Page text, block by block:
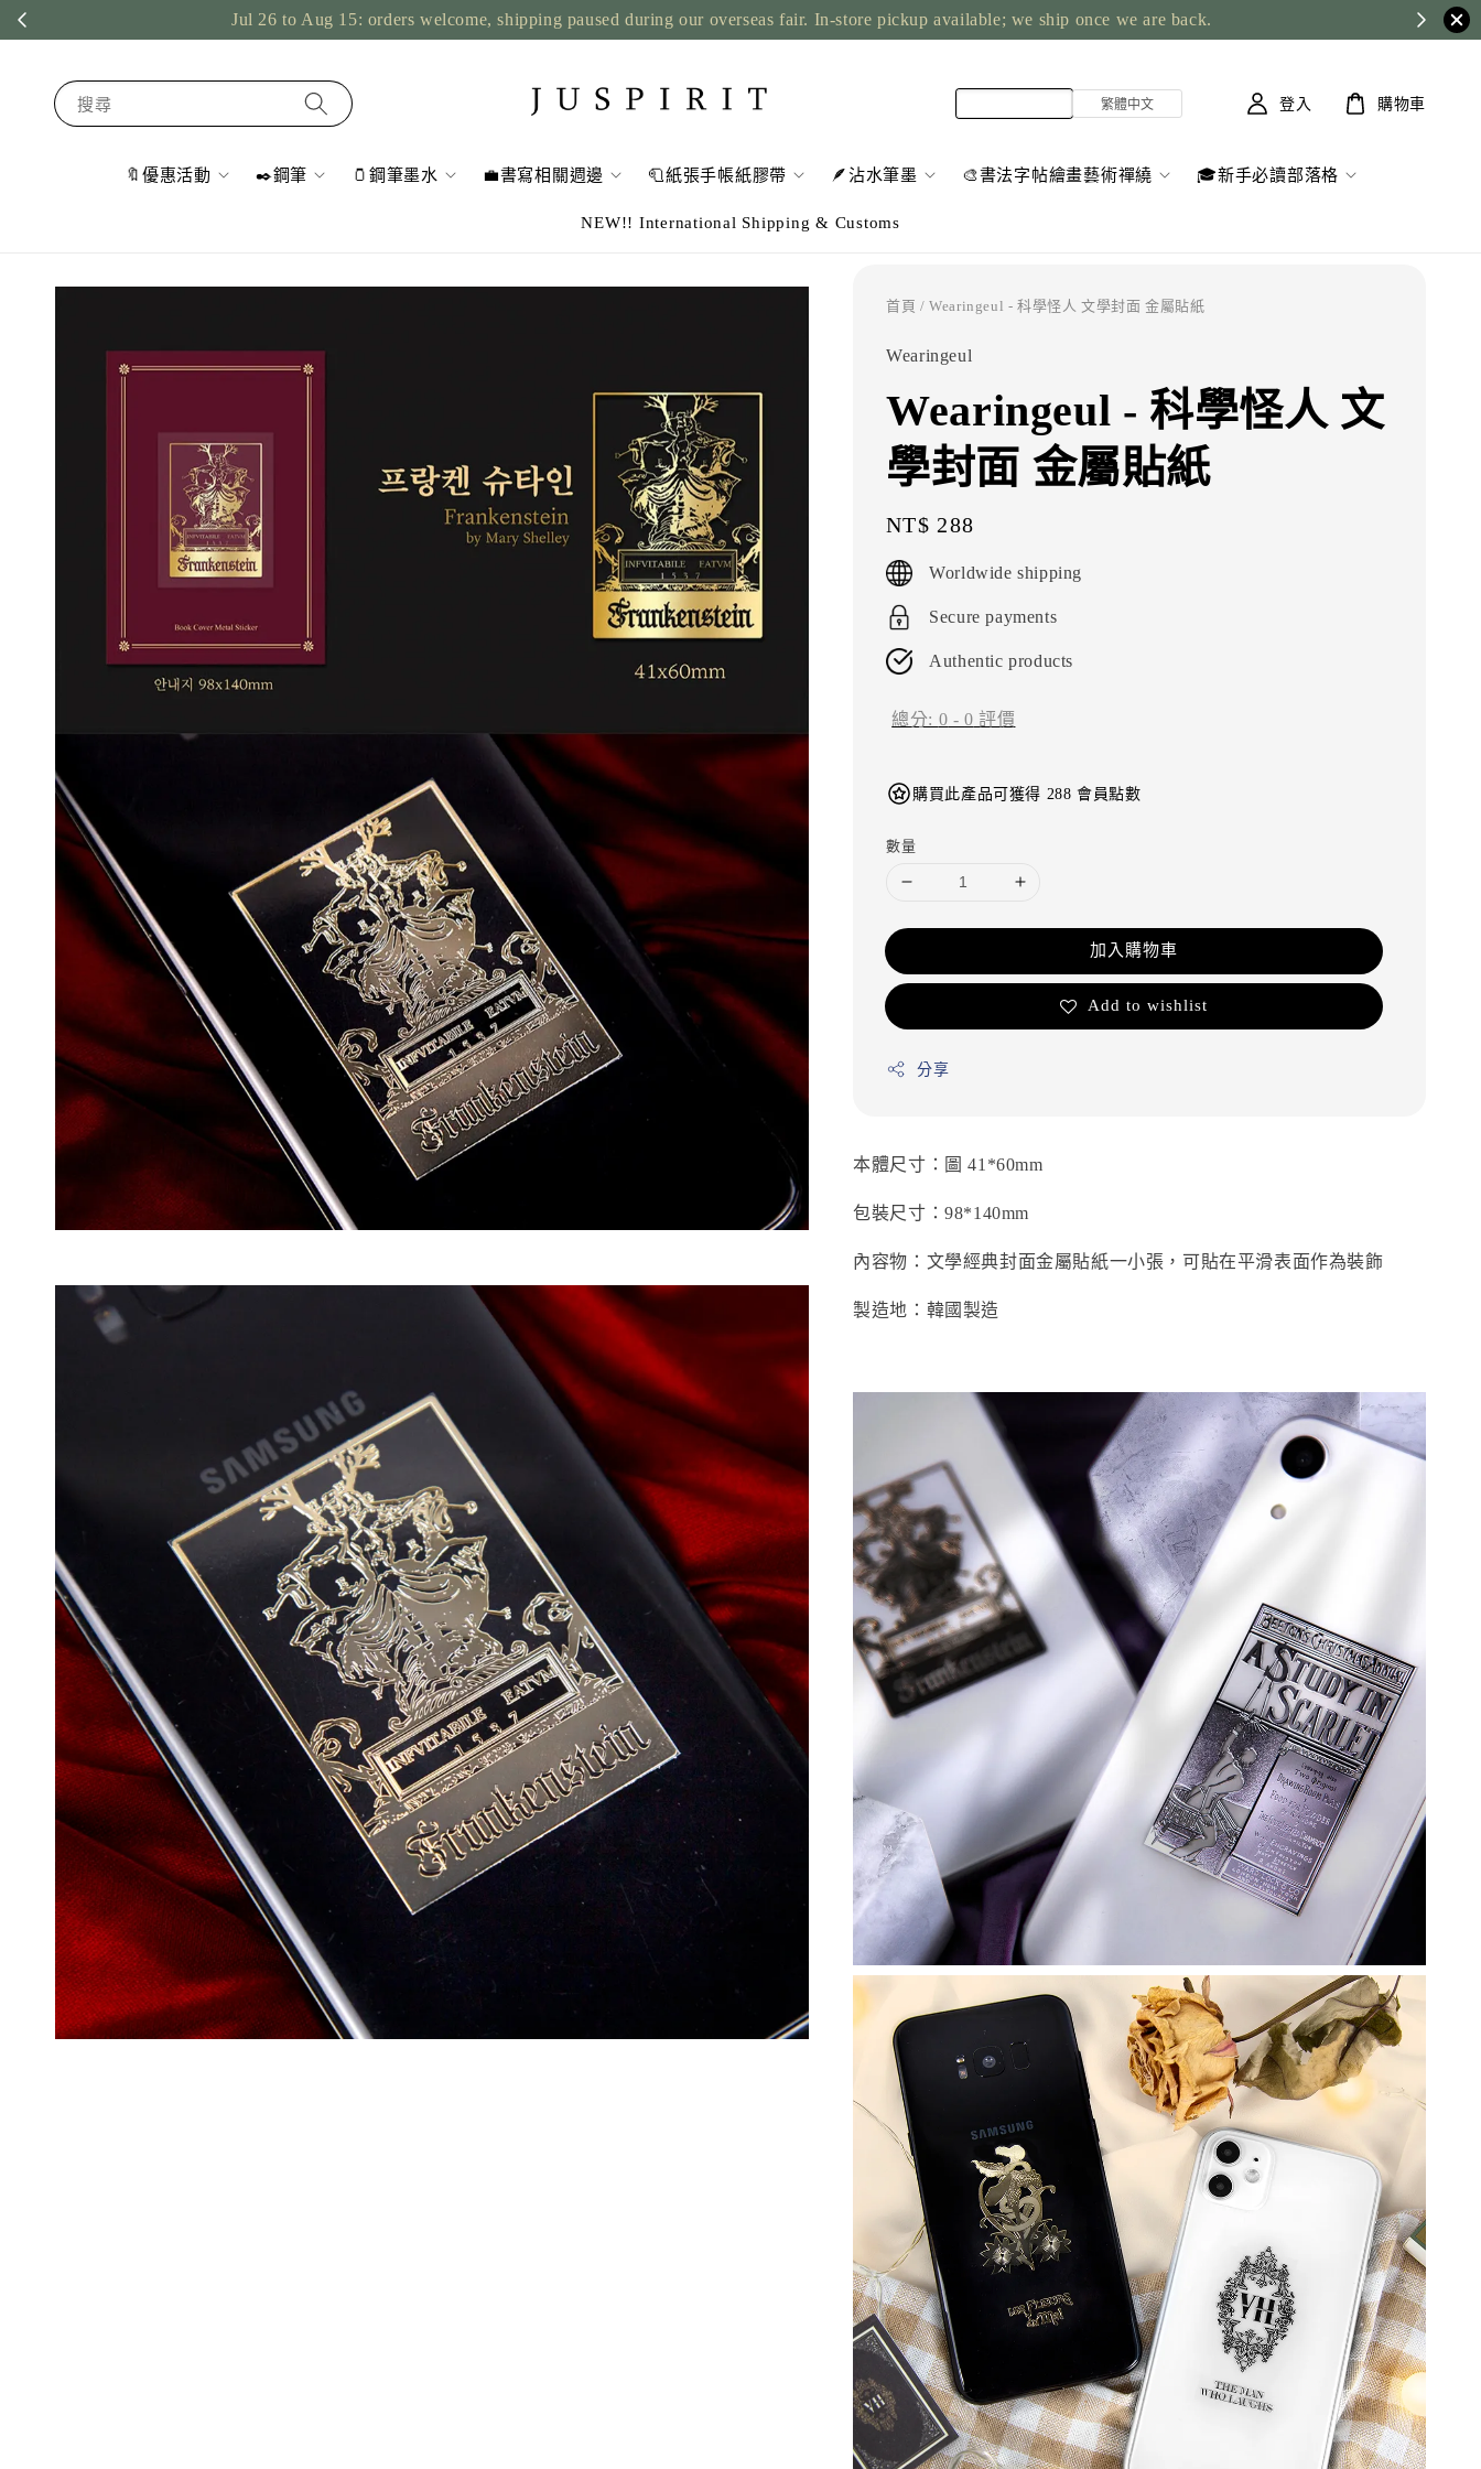
Jul 26 to Aug 15: orders welcome, shipping paused during our overseas fair. In-store pickup available; we ship once we are back.
搜尋
🔖優惠活動 ✒️鋼筆 🫙鋼筆墨水 💼書寫相關週邊 🧻紙張手帳紙膠帶 🪶沾水筆墨 🎨書法字帖繪畫藝術禪繞 🎓新手必讀部落格
NEW!! International Shipping & Customs
登入 購物車
首頁 / Wearingeul - 科學怪人 文學封面 金屬貼紙
Wearingeul
Wearingeul - 科學怪人 文
學封面 金屬貼紙
Regular
price
NT$ 288
Worldwide shipping
Secure payments
Authentic products
總分: 0 -0 評價
購買此產品可獲得 288 會員點數
數量
加入購物車
Add to wishlist
分享
本體尺寸：圖 41*60mm
包裝尺寸：98*140mm
內容物：文學經典封面金屬貼紙一小張，可貼在平滑表面作為裝飾
製造地：韓國製造